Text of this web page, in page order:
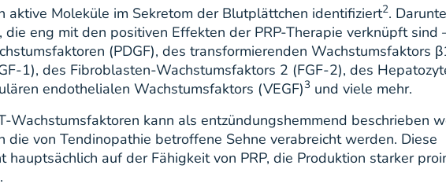
Moleküle im Sekretom der Blutplättchen identifiziert2.
eng mit den positiven Effekten der PRP-Therapie verknüpft sind
(PDGF), des transformierenden Wachstumsfaktors
1), des Fibroblasten-Wachstumsfaktors 2 (FGF-2), des
endothelialen Wachstumsfaktors (VEGF)3 und viele mehr.
Wachstumsfaktoren kann als entzündungshemmend beschrieben
von Tendinopathie betroffene Sehne verabreicht werden. Diese
auf der Fähigkeit von PRP, die Produktion starker